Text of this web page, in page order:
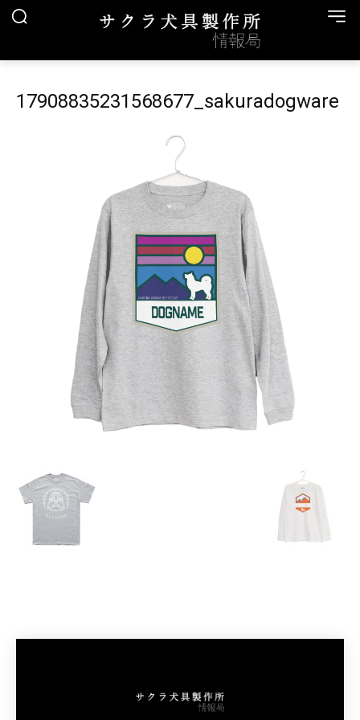
17908835231568677_sakuradogware